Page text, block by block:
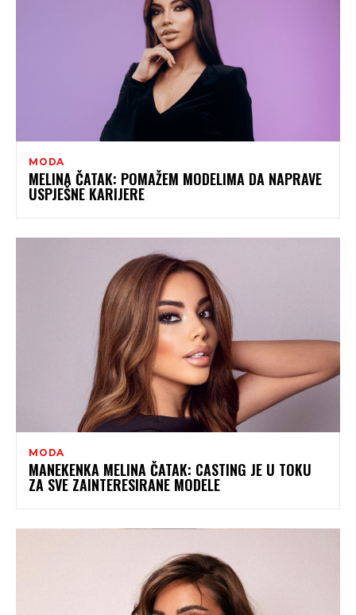
MODA
MELINA ČATAK: POMAŽEM MODELIMA DA NAPRAVE
USPJEŠNE KARIJERE
MODA
MANEKENKA MELINA ČATAK: CASTING JE U TOKU
ZA SVE ZAINTERESIRANE MODELE